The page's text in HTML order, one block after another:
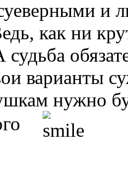
и
как ни
судьба
варианты
нужно